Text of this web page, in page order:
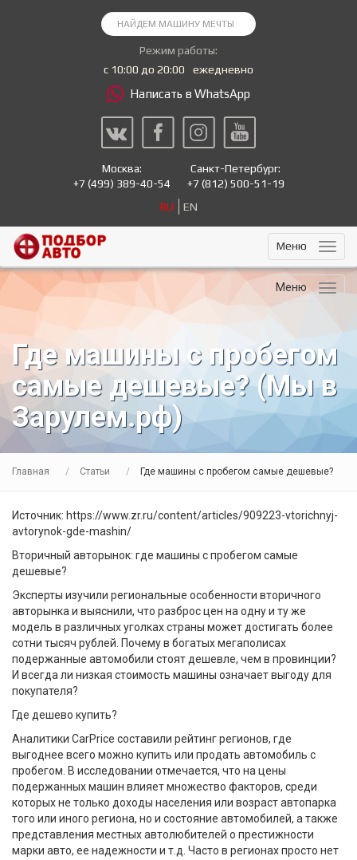
Режим работы:
с 10:00 до 20:00
ежедневно
Написать в WhatsApp
Москва:
+7 (499) 389-40-54
Санкт-Петербург:
+7 (812) 500-51-19
RU
EN
Меню
Меню
Где машины с пробегом
самые дешевые? (Мы в
Зарулем.рф)
Главная Статьи Где машины с пробегом самые дешевые?
Источник: https://www.zr.ru/content/articles/909223-vtorichnyj-
avtorynok-gde-mashin/
Вторичный авторынок: где машины с пробегом самые
дешевые?
Эксперты изучили региональные особенности вторичного
авторынка и выяснили, что разброс цен на одну и ту же
модель в различных уголках страны может достигать более
сотни тысяч рублей. Почему в богатых мегаполисах
подержанные автомобили стоят дешевле, чем в провинции?
И всегда ли низкая стоимость машины означает выгоду для
покупателя?
Где дешево купить?
Аналитики CarPrice составили рейтинг регионов, где
выгоднее всего можно купить или продать автомобиль с
пробегом. В исследовании отмечается, что на цены
подержанных машин влияет множество факторов, среди
которых не только доходы населения или возраст автопарка
того или иного региона, но и состояние автомобилей, а также
представления местных автолюбителей о престижности
марки авто, ее надежности и т.д. Часто в регионах просто нет